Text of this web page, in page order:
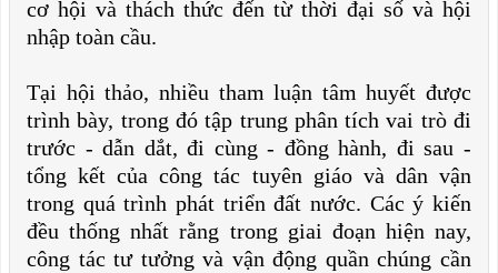
cơ hội và thách thức đến từ thời đại số và hội
nhập toàn cầu.
Tại hội thảo, nhiều tham luận tâm huyết được
trình bày, trong đó tập trung phân tích vai trò đi
trước - dẫn dắt, đi cùng - đồng hành, đi sau -
tổng kết của công tác tuyên giáo và dân vận
trong quá trình phát triển đất nước. Các ý kiến
đều thống nhất rằng trong giai đoạn hiện nay,
công tác tư tưởng và vận động quần chúng cần